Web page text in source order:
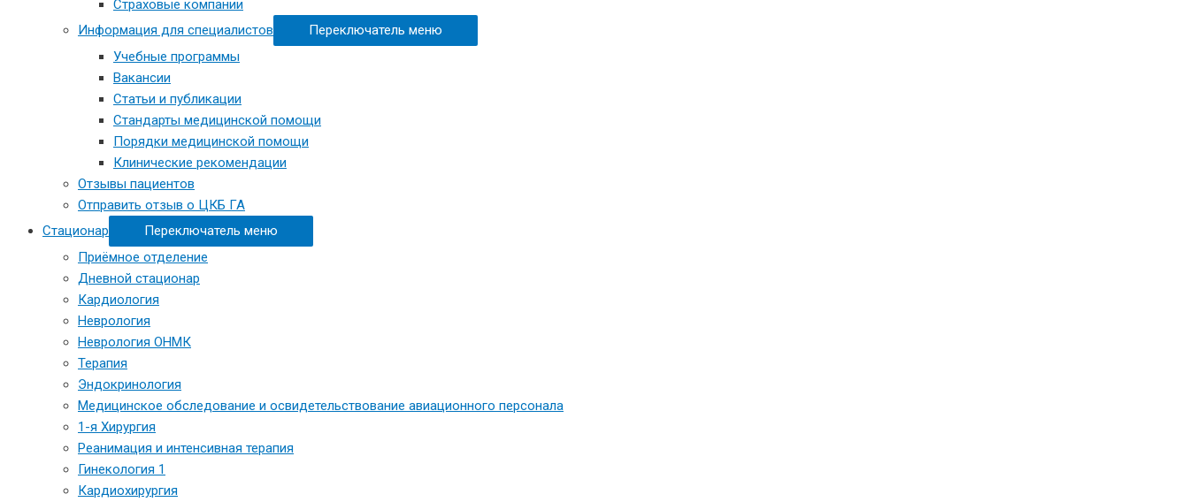
Страховые компании
Информация для специалистов
Переключатель меню
Учебные программы
Вакансии
Статьи и публикации
Стандарты медицинской помощи
Порядки медицинской помощи
Клинические рекомендации
Отзывы пациентов
Отправить отзыв о ЦКБ ГА
Стационар
Переключатель меню
Приёмное отделение
Дневной стационар
Кардиология
Неврология
Неврология ОНМК
Терапия
Эндокринология
Медицинское обследование и освидетельствование авиационного персонала
1-я Хирургия
Реанимация и интенсивная терапия
Гинекология 1
Кардиохирургия